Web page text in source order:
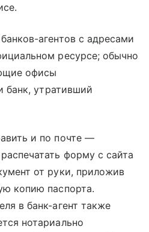
агентов с адресами
ресурсе; обычно
офисы
банк, утративший
и по почте —
форму с сайта
от руки, приложив
копию паспорта.
в банк-агент также
нотариально